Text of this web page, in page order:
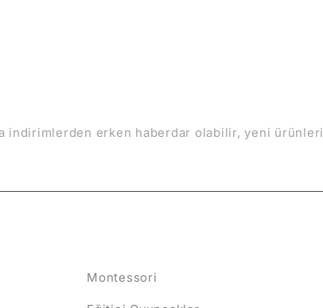
indirimlerden erken haberdar olabilir, yeni ürünleri
Montessori